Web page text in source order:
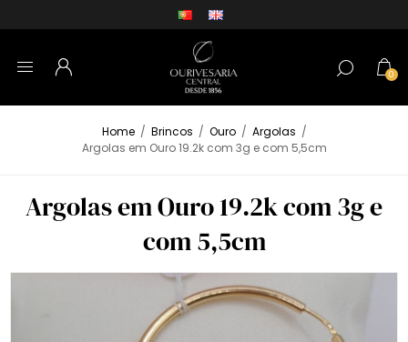
0
Home / Brincos / Ouro / Argolas /
Argolas em Ouro 19.2k com 3g e com 5,5cm
Argolas em Ouro 19.2k com 3g e
com 5,5cm